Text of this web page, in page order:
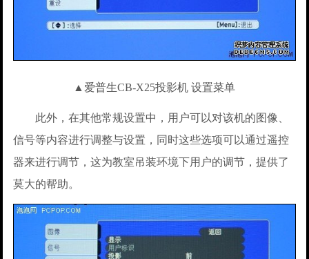
▲爱普生CB-X25投影机 设置菜单
此外，在其他常规设置中，用户可以对该机的图像、
信号等内容进行调整与设置，同时这些选项可以通过遥控
器来进行调节，这为教室吊装环境下用户的调节，提供了
莫大的帮助。